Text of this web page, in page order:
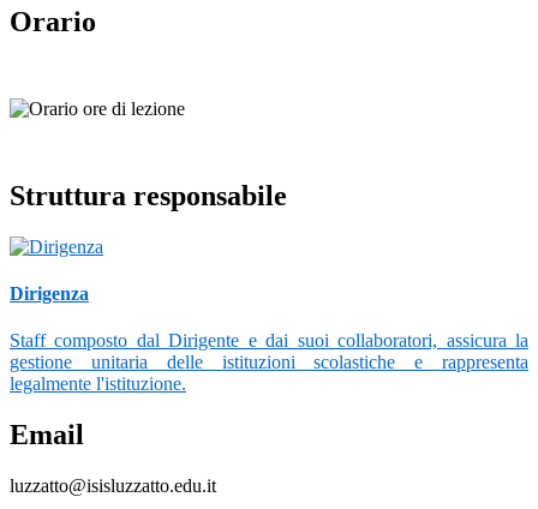
Orario
Struttura responsabile
Dirigenza
Staff composto dal Dirigente e dai suoi collaboratori, assicura la
gestione unitaria delle istituzioni scolastiche e rappresenta
legalmente l'istituzione.
Email
luzzatto@isisluzzatto.edu.it